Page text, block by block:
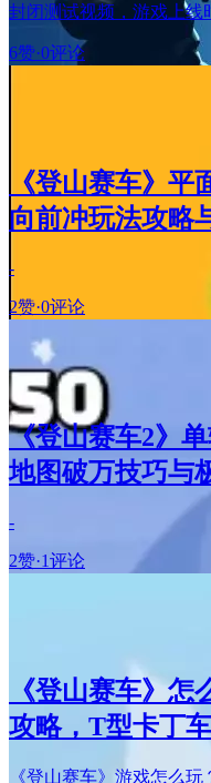
封闭测试视频，游戏上线
6赞·0评论
《登山赛车》
向前冲玩法攻略
-
2赞·0评论
《登山赛车2》
地图破万技巧与
-
2赞·1评论
《登山赛车》
攻略，T型卡丁
《登山赛车》游戏怎么